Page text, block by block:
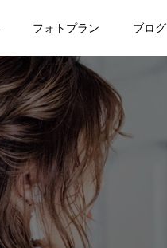
フォトプラン ブログ